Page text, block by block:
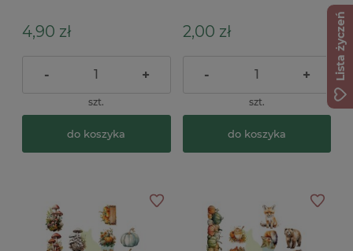
4,90 zł
- +
szt.
do koszyka
2,00 zł
- +
szt.
do koszyka
Lista życzeń